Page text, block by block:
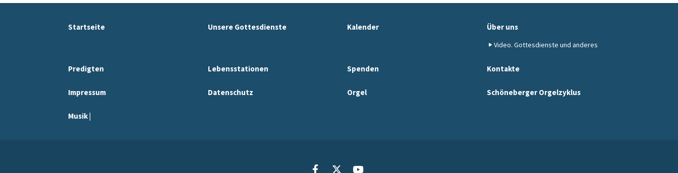
Startseite Unsere Gottesdienste Kalender Über uns
Video. Gottesdienste und anderes
Predigten Lebensstationen Spenden Kontakte
Impressum Datenschutz Orgel Schöneberger Orgelzyklus
Musik |